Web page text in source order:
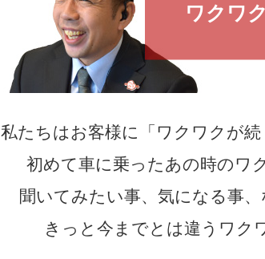
ワクワ
私たちはお客様に「ワクワクが
初めて車に乗ったあの時のワ
聞いてみたい事、気になる事
きっと今までとは違うワク